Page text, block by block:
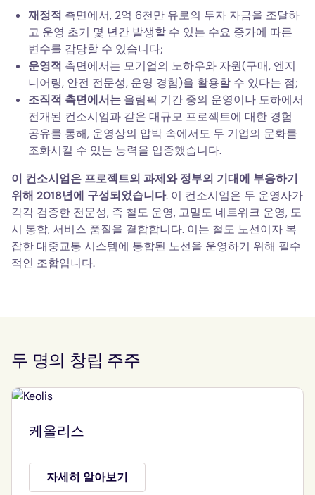
재정적 측면에서, 2억 6천만 유로의 투자 자금을 조달하
고 운영 초기 몇 년간 발생할 수 있는 수요 증가에 따른
변수를 감당할 수 있습니다;
운영적 측면에서는 모기업의 노하우와 자원(구매, 엔지
니어링, 안전 전문성, 운영 경험)을 활용할 수 있다는 점;
조직적 측면에서는 올림픽 기간 중의 운영이나 도하에서
전개된 컨소시엄과 같은 대규모 프로젝트에 대한 경험
공유를 통해, 운영상의 압박 속에서도 두 기업의 문화를
조화시킬 수 있는 능력을 입증했습니다.
이 컨소시엄은 프로젝트의 과제와 정부의 기대에 부응하기
위해 2018년에 구성되었습니다. 이 컨소시엄은 두 운영사가
각각 검증한 전문성, 즉 철도 운영, 고밀도 네트워크 운영, 도
시 통합, 서비스 품질을 결합합니다. 이는 철도 노선이자 복
잡한 대중교통 시스템에 통합된 노선을 운영하기 위해 필수
적인 조합입니다.
두 명의 창립 주주
케올리스
자세히 알아보기